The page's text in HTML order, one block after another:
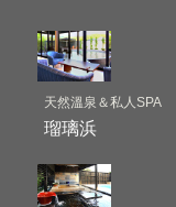
天然溫泉＆私人SPA
瑠璃浜